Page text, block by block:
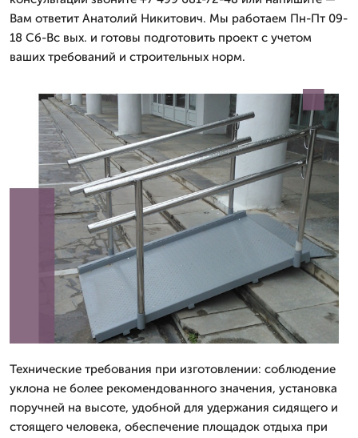
Вам ответит Анатолий Никитович. Мы работаем Пн-Пт 09-
18 Сб-Вс вых. и готовы подготовить проект с учетом
ваших требований и строительных норм.
Технические требования при изготовлении: соблюдение
уклона не более рекомендованного значения, установка
поручней на высоте, удобной для удержания сидящего и
стоящего человека, обеспечение площадок отдыха при